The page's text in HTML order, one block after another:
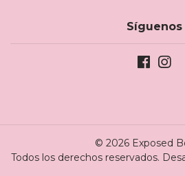
Síguenos
© 2026 Exposed
Todos los derechos reservados.